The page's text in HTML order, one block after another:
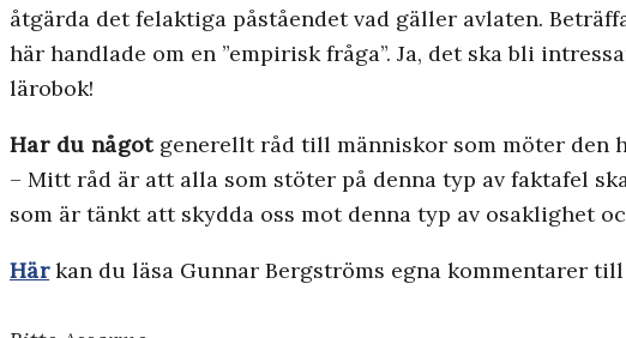
åtgärda det felaktiga påståendet vad gäller avlaten.
här handlade om en ”empirisk fråga”. Ja, det ska bli
lärobok!
Har du någotgenerellt råd till människor som möter den
– Mitt råd är att alla som stöter på denna typ av faktafel
som är tänkt att skydda oss mot denna typ av osaklighet
Härkan du läsa Gunnar Bergströms egna kommentarer